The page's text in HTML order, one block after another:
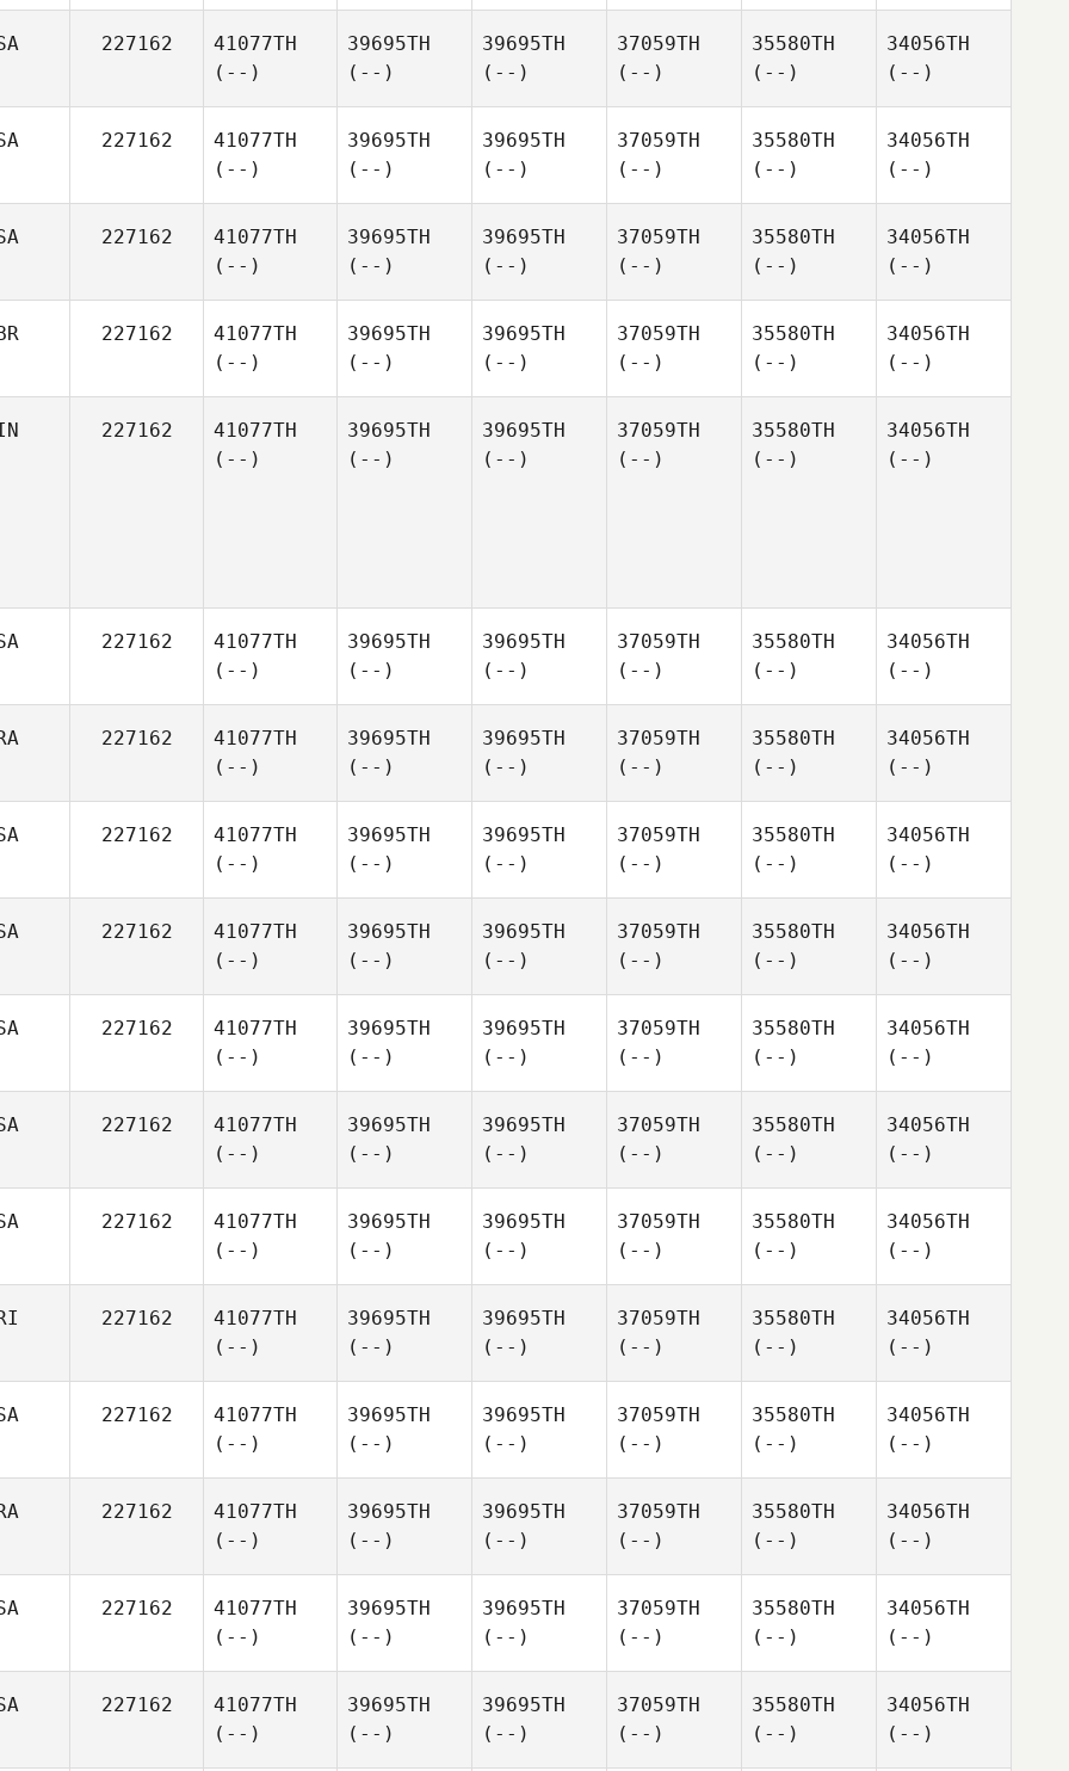
227162
41077TH
(--)
39695TH
(--)
39695TH
(--)
37059TH
(--)
35580TH
(--)
34056TH
(--)
227162
41077TH
(--)
39695TH
(--)
39695TH
(--)
37059TH
(--)
35580TH
(--)
34056TH
(--)
227162
41077TH
(--)
39695TH
(--)
39695TH
(--)
37059TH
(--)
35580TH
(--)
34056TH
(--)
227162
41077TH
(--)
39695TH
(--)
39695TH
(--)
37059TH
(--)
35580TH
(--)
34056TH
(--)
227162
41077TH
(--)
39695TH
(--)
39695TH
(--)
37059TH
(--)
35580TH
(--)
34056TH
(--)
227162
41077TH
(--)
39695TH
(--)
39695TH
(--)
37059TH
(--)
35580TH
(--)
34056TH
(--)
227162
41077TH
(--)
39695TH
(--)
39695TH
(--)
37059TH
(--)
35580TH
(--)
34056TH
(--)
227162
41077TH
(--)
39695TH
(--)
39695TH
(--)
37059TH
(--)
35580TH
(--)
34056TH
(--)
227162
41077TH
(--)
39695TH
(--)
39695TH
(--)
37059TH
(--)
35580TH
(--)
34056TH
(--)
227162
41077TH
(--)
39695TH
(--)
39695TH
(--)
37059TH
(--)
35580TH
(--)
34056TH
(--)
227162
41077TH
(--)
39695TH
(--)
39695TH
(--)
37059TH
(--)
35580TH
(--)
34056TH
(--)
227162
41077TH
(--)
39695TH
(--)
39695TH
(--)
37059TH
(--)
35580TH
(--)
34056TH
(--)
227162
41077TH
(--)
39695TH
(--)
39695TH
(--)
37059TH
(--)
35580TH
(--)
34056TH
(--)
227162
41077TH
(--)
39695TH
(--)
39695TH
(--)
37059TH
(--)
35580TH
(--)
34056TH
(--)
227162
41077TH
(--)
39695TH
(--)
39695TH
(--)
37059TH
(--)
35580TH
(--)
34056TH
(--)
227162
41077TH
(--)
39695TH
(--)
39695TH
(--)
37059TH
(--)
35580TH
(--)
34056TH
(--)
227162
41077TH
(--)
39695TH
(--)
39695TH
(--)
37059TH
(--)
35580TH
(--)
34056TH
(--)